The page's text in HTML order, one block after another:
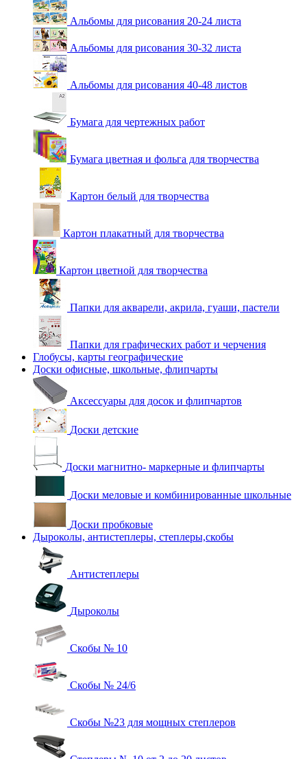
Альбомы для рисования 20-24 листа
Альбомы для рисования 30-32 листа
Альбомы для рисования 40-48 листов
Бумага для чертежных работ
Бумага цветная и фольга для творчества
Картон белый для творчества
Картон плакатный для творчества
Картон цветной для творчества
Папки для акварели, акрила, гуаши, пастели
Папки для графических работ и черчения
Глобусы, карты географические
Доски офисные, школьные, флипчарты
Аксессуары для досок и флипчартов
Доски детские
Доски магнитно- маркерные и флипчарты
Доски меловые и комбинированные школьные
Доски пробковые
Дыроколы, антистеплеры, степлеры,скобы
Антистеплеры
Дыроколы
Скобы № 10
Скобы № 24/6
Скобы №23 для мощных степлеров